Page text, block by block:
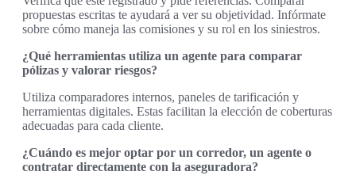
propuestas escritas te ayudará a ver su objetividad. Infórmate
sobre cómo maneja las comisiones y su rol en los siniestros.
¿Qué herramientas utiliza un agente para comparar
pólizas y valorar riesgos?
Utiliza comparadores internos, paneles de tarificación y
herramientas digitales. Estas facilitan la elección de coberturas
adecuadas para cada cliente.
¿Cuándo es mejor optar por un corredor, un agente o
contratar directamente con la aseguradora?